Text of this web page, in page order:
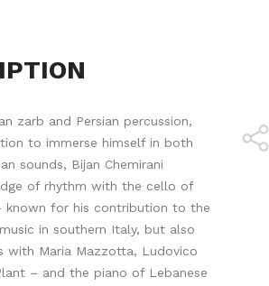
zarb and Persian percussion,
to immerse himself in both
sounds, Bijan Chemirani
of rhythm with the cello of
known for his contribution to the
in southern Italy, but also
with Maria Mazzotta, Ludovico
– and the piano of Lebanese